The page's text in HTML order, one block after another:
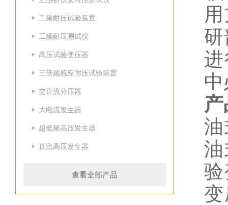
工频耐压试验装置
工频耐压测试仪
高压试验变压器
三倍频感应耐压试验装置
交直流分压器
大电流发生器
超低频高压发生器
直流高压发生器
查看全部产品